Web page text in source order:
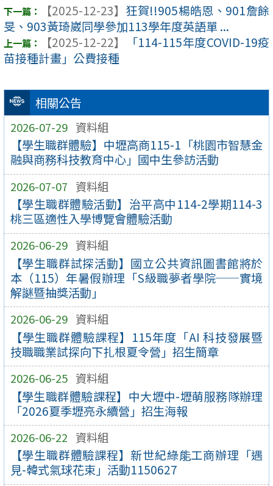
相關公告
2026-07-29 資料組
【學生職群體驗】中壢高商115-1「桃園市智慧金
融與商務科技教育中心」國中生參訪活動
2026-07-07 資料組
【學生職群體驗活動】治平高中114-2學期114-3
桃三區適性入學博覽會體驗活動
2026-06-29 資料組
【學生職群試探活動】國立公共資訊圖書館將於
本（115）年暑假辦理「S級職夢者學院──實境
解謎暨抽獎活動」
2026-06-29 資料組
【學生職群體驗課程】115年度「AI 科技發展暨
技職職業試探向下扎根夏令營」招生簡章
2026-06-25 資料組
【學生職群體驗課程】中大壢中-壢萌服務隊辦理
「2026夏季壢亮永續營」招生海報
2026-06-22 資料組
【學生職群體驗課程】新世紀綠能工商辦理「遇
見-韓式氣球花束」活動1150627
【2025-12-23】 狂賀!!905楊皓恩、901詹餘
旻、903黃琦崴同學參加113學年度英語單 ...
【2025-12-22】
「114-115年度COVID-19疫
苗接種計畫」公費接種